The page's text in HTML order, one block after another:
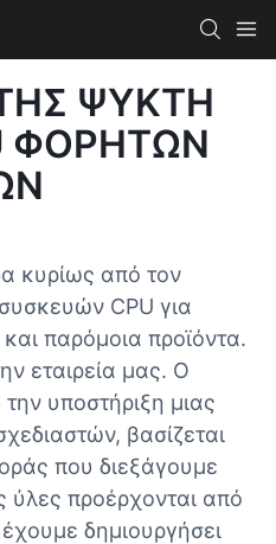
ΨΎΚΤΗ
ΦΟΡΗΤΏΝ
κυρίως από τον
CPU για
παρόμοια προϊόντα.
εταιρεία μας. Ο
υποστήριξη μιας
βασίζεται
που διεξάγουμε
ύλες προέρχονται από
έχουμε δημιουργήσει